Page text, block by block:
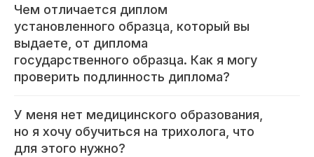
Чем отличается диплом
установленного образца, который вы
выдаете, от диплома
государственного образца. Как я могу
проверить подлинность диплома?
У меня нет медицинского образования,
но я хочу обучиться на трихолога, что
для этого нужно?